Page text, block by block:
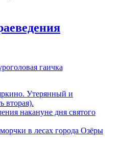
гаичка
Утерянный и
вторая).
накануне дня святого
в лесах города Озёры